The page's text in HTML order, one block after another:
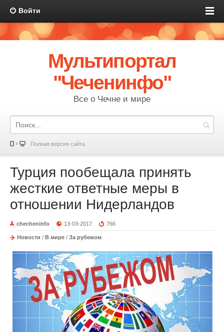
Войти
Мультипортал
"Чеченинфо"
Все о Чечне и мире
Полная версия сайта
Турция пообещала принять
жесткие ответные меры в
отношении Нидерландов
checheninfo 13-03-2017 766
Новости / В мире / За рубежом